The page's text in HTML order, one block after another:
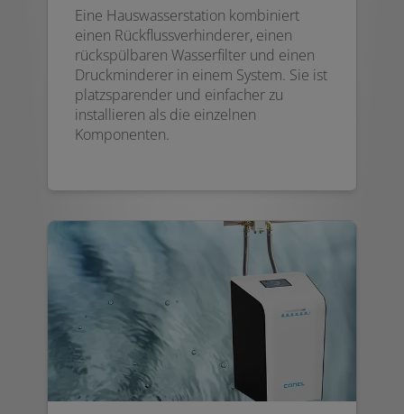
Eine Hauswasserstation kombiniert
einen Rückflussverhinderer, einen
rückspülbaren Wasserfilter und einen
Druckminderer in einem System. Sie ist
platzsparender und einfacher zu
installieren als die einzelnen
Komponenten.